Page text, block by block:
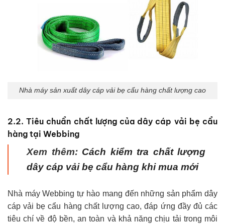
Nhà máy sản xuất dây cáp vải bẹ cẩu hàng chất lượng cao
2.2. Tiêu chuẩn chất lượng của dây cáp vải bẹ cẩu
hàng tại Webbing
Xem thêm: Cách kiểm tra chất lượng
dây cáp vải bẹ cẩu hàng khi mua mới
Nhà máy Webbing tự hào mang đến những sản phẩm dây
cáp vải bẹ cẩu hàng chất lượng cao, đáp ứng đầy đủ các
tiêu chí về độ bền, an toàn và khả năng chịu tải trong môi